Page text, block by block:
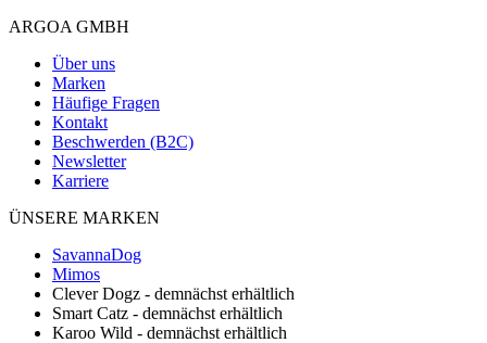
ARGOA GMBH
Über uns
Marken
Häufige Fragen
Kontakt
Beschwerden (B2C)
Newsletter
Karriere
ÜNSERE MARKEN
SavannaDog
Mimos
Clever Dogz - demnächst erhältlich
Smart Catz - demnächst erhältlich
Karoo Wild - demnächst erhältlich